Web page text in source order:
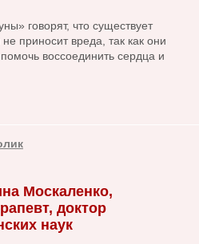
говорят, что существует
приносит вреда, так как они
воссоединить сердца и
Москаленко,
доктор
наук